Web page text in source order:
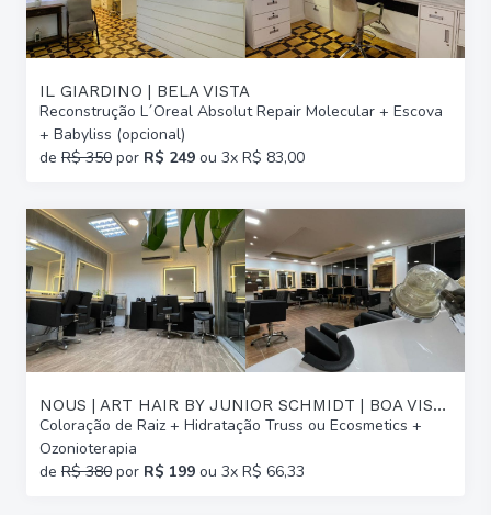
IL GIARDINO | BELA VISTA
Reconstrução L´Oreal Absolut Repair Molecular + Escova
+ Babyliss (opcional)
de R$ 350 por R$ 249 ou 3x R$ 83,00
NOUS | ART HAIR BY JUNIOR SCHMIDT | BOA VISTA
Coloração de Raiz + Hidratação Truss ou Ecosmetics +
Ozonioterapia
de R$ 380 por R$ 199 ou 3x R$ 66,33